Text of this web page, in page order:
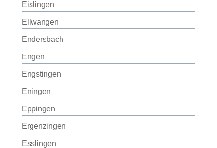
Eislingen
Ellwangen
Endersbach
Engen
Engstingen
Eningen
Eppingen
Ergenzingen
Esslingen